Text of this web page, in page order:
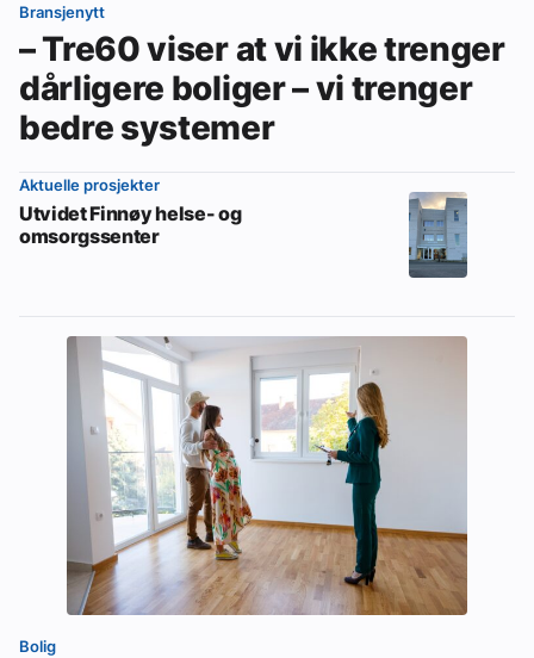
Bransjenytt
– Tre60 viser at vi ikke trenger
dårligere boliger – vi trenger
bedre systemer
Aktuelle prosjekter
Utvidet Finnøy helse- og
omsorgssenter
Bolig